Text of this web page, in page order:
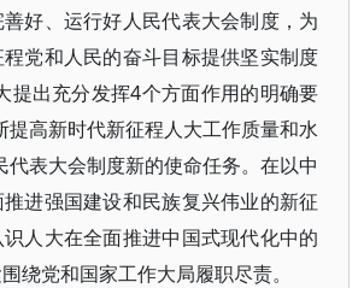
好、运行好人民代表大会制度，为
党和人民的奋斗目标提供坚实制度
提出充分发挥4个方面作用的明确要
提高新时代新征程人大工作质量和水
代表大会制度新的使命任务。在以中
进强国建设和民族复兴伟业的新征
人大在全面推进中国式现代化中的
绕党和国家工作大局履职尽责。